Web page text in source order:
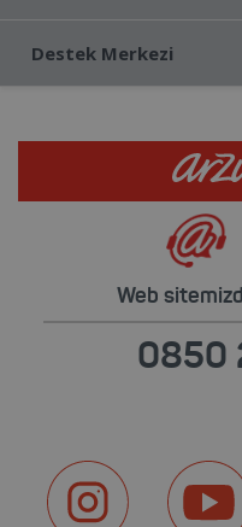
Destek Merkezi
Web
0850